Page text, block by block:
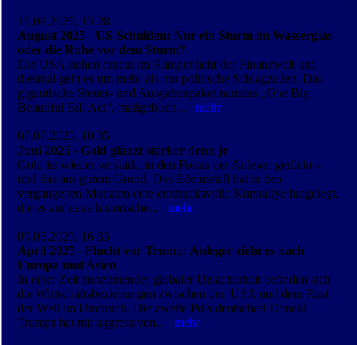
19.08.2025, 13:28
August 2025 - US-Schulden: Nur ein Sturm im Wasserglas
oder die Ruhe vor dem Sturm?
Die USA stehen erneut im Rampenlicht der Finanzwelt und
diesmal geht es um mehr als nur politische Schlagzeilen. Das
gigantische Steuer- und Ausgabenpaket namens „One Big
Beautiful Bill Act“, maßgeblich...mehr
07.07.2025, 10:35
Juni 2025 - Gold glänzt stärker denn je
Gold ist wieder verstärkt in den Fokus der Anleger gerückt –
und das aus gutem Grund. Das Edelmetall hat in den
vergangenen Monaten eine eindrucksvolle Kursrallye hingelegt,
die es auf neue historische...mehr
09.05.2025, 16:33
April 2025 - Flucht vor Trump: Anleger zieht es nach
Europa und Asien
In einer Zeit zunehmender globaler Unsicherheit befinden sich
die Wirtschafts­beziehungen zwischen den USA und dem Rest
der Welt im Umbruch. Die zweite Präsidentschaft Donald
Trumps hat mit aggressiven...mehr